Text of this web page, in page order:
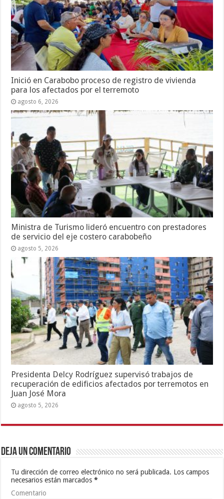
Inició en Carabobo proceso de registro de vivienda
para los afectados por el terremoto
agosto 6, 2026
Ministra de Turismo lideró encuentro con prestadores
de servicio del eje costero carabobeño
agosto 5, 2026
Presidenta Delcy Rodríguez supervisó trabajos de
recuperación de edificios afectados por terremotos en
Juan José Mora
agosto 5, 2026
Deja un comentario
Tu dirección de correo electrónico no será publicada. Los campos
necesarios están marcados*
Comentario